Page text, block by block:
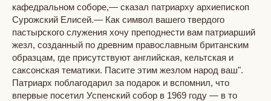
кафедральном соборе,— сказал патриарху архиепископ
Сурожский Елисей.— Как символ вашего твердого
пастырского служения хочу преподнести вам патриарший
жезл, созданный по древним православным британским
образцам, где присутствуют английская, кельтская и
саксонская тематики. Пасите этим жезлом народ ваш".
Патриарх поблагодарил за подарок и вспомнил, что
впервые посетил Успенский собор в 1969 году — в то